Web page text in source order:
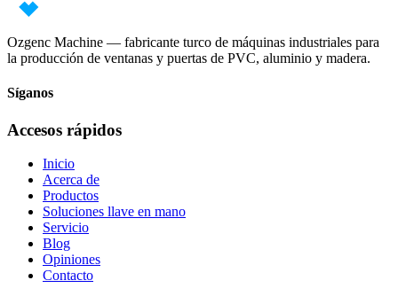
Ozgenc Machine — fabricante turco de máquinas industriales para
la producción de ventanas y puertas de PVC, aluminio y madera.
Síganos
Accesos rápidos
Inicio
Acerca de
Productos
Soluciones llave en mano
Servicio
Blog
Opiniones
Contacto